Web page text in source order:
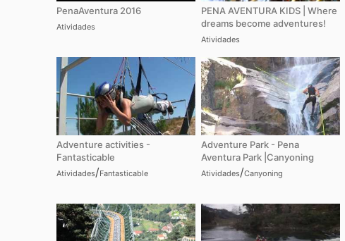
PenaAventura 2016
Atividades
PENA AVENTURA KIDS | Where
dreams become adventures!
Atividades
Adventure activities -
Fantasticable
Atividades/Fantasticable
Adventure Park - Pena
Aventura Park |Canyoning
Atividades/Canyoning